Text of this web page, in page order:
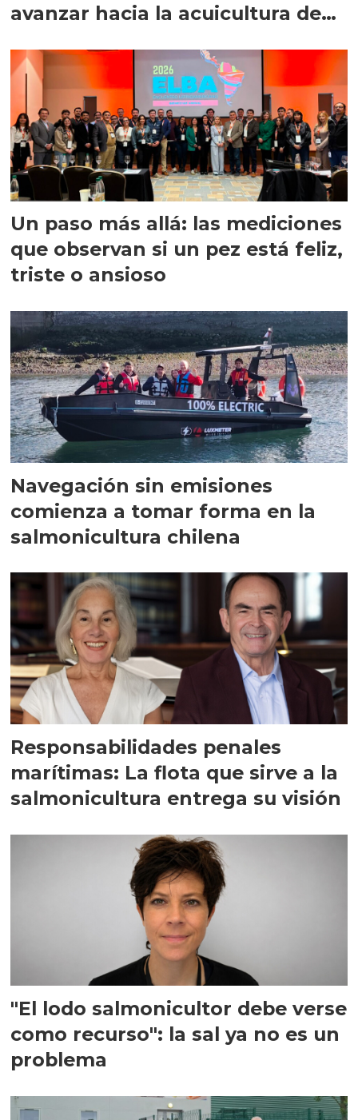
avanzar hacia la acuicultura de
Un paso más allá: las mediciones
que observan si un pez está feliz,
triste o ansioso
Navegación sin emisiones
comienza a tomar forma en la
salmonicultura chilena
Responsabilidades penales
marítimas: La flota que sirve a la
salmonicultura entrega su visión
"El lodo salmonicultor debe verse
como recurso": la sal ya no es un
problema